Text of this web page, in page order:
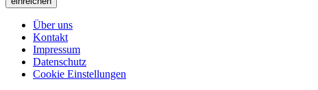
Über uns
Kontakt
Impressum
Datenschutz
Cookie Einstellungen